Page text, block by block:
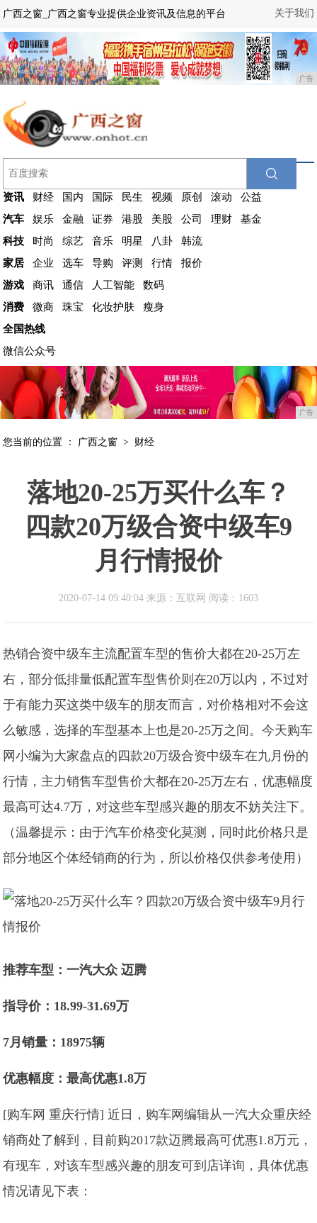
关于我们
广西之窗_广西之窗专业提供企业资讯及信息的平台
广告
资讯 财经 国内 国际 民生 视频 原创 滚动
公益
汽车
娱乐 金融 证券 港股 美股 公司 理财
基金
科技
时尚 综艺 音乐 明星 八卦
韩流
家居
企业 选车 导购 评测 行情
报价
游戏
商讯 通信 人工智能
数码
消费
微商 珠宝 化妆护肤
瘦身
全国热线
微信公众号
广告
您当前的位置 ： 广西之窗 > 财经
落地20-25万买什么车？
四款20万级合资中级车9
月行情报价
2020-07-14 09:40:04 来源：互联网 阅读：1603
热销合资中级车主流配置车型的售价大都在20-25万左
右，部分低排量低配置车型售价则在20万以内，不过对
于有能力买这类中级车的朋友而言，对价格相对不会这
么敏感，选择的车型基本上也是20-25万之间。今天购车
网小编为大家盘点的四款20万级合资中级车在九月份的
行情，主力销售车型售价大都在20-25万左右，优惠幅度
最高可达4.7万，对这些车型感兴趣的朋友不妨关注下。
（温馨提示：由于汽车价格变化莫测，同时此价格只是
部分地区个体经销商的行为，所以价格仅供参考使用）
推荐车型：一汽大众 迈腾
指导价：18.99-31.69万
7月销量：18975辆
优惠幅度：最高优惠1.8万
[购车网 重庆行情] 近日，购车网编辑从一汽大众重庆经
销商处了解到，目前购2017款迈腾最高可优惠1.8万元，
有现车，对该车型感兴趣的朋友可到店详询，具体优惠
情况请见下表：